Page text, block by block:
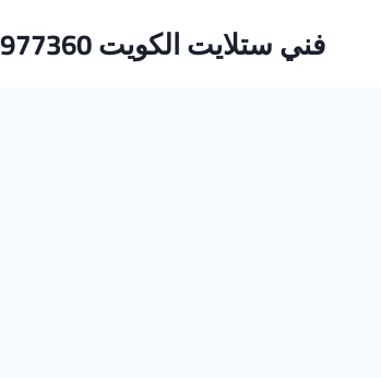
فني ستلايت الكويت 66977360